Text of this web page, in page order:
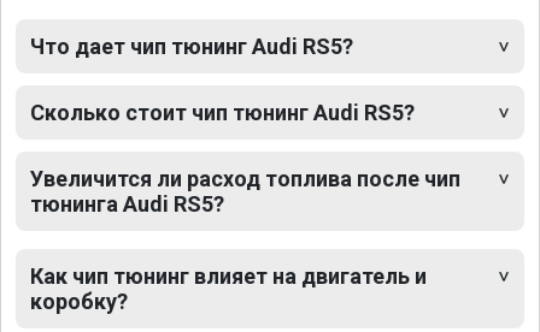
Что дает чип тюнинг Audi RS5?
Сколько стоит чип тюнинг Audi RS5?
Увеличится ли расход топлива после чип
тюнинга Audi RS5?
Как чип тюнинг влияет на двигатель и
коробку?